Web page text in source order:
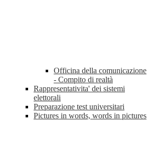
Officina della comunicazione
- Compito di realtà
Rappresentativita' dei sistemi
elettorali
Preparazione test universitari
Pictures in words, words in pictures